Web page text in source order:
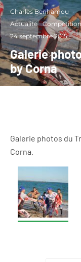
Charles Benhamou ·
Actualité
Compétition
24 septembre 2015
Galerie
by Corna
Galerie photos du
Corna.